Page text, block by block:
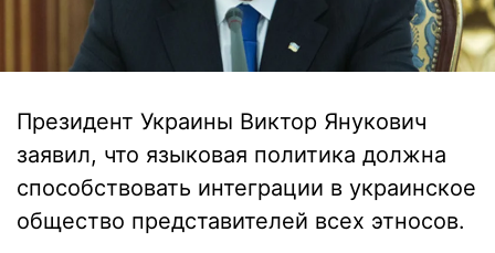
Президент Украины Виктор Янукович
заявил, что языковая политика должна
способствовать интеграции в украинское
общество представителей всех этносов.